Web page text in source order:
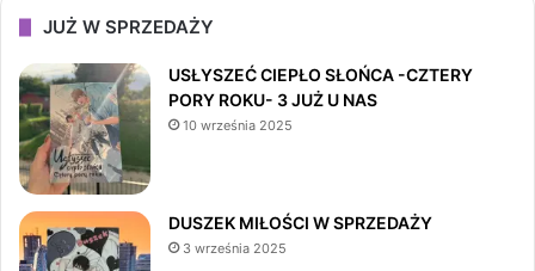
c
e
b
k
a
T
o
JUŻ W SPRZEDAŻY
USŁYSZEĆ CIEPŁO SŁOŃCA -CZTERY
PORY ROKU- 3 JUŻ U NAS
10 września 2025
DUSZEK MIŁOŚCI W SPRZEDAŻY
3 września 2025